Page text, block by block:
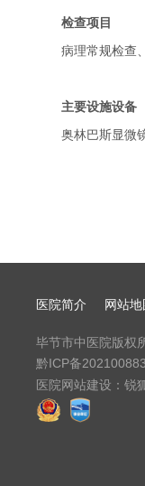
检查项目
病理常规检查
主要设施设备
奥林巴斯显微
医院简介 网站地
毕节市中医院版权
黔ICP备
医院网站建设： 锐